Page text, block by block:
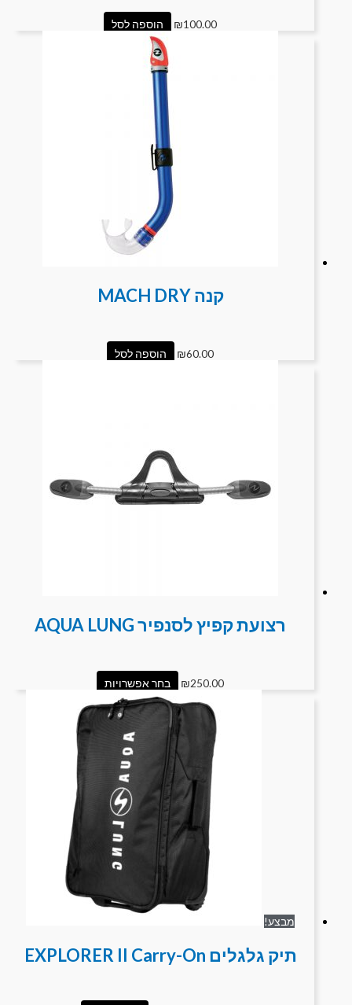
₪100.00 הוספה לסל
קנה MACH DRY
₪60.00 הוספה לסל
רצועת קפיץ לסנפיר AQUA LUNG
₪250.00 בחר אפשרויות
מבצע!
תיק גלגלים EXPLORER II Carry-On